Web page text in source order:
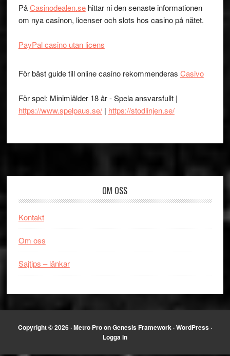
PåCasinodealen.sehittar ni den senaste informationen
om nya casinon, licenser och slots hos casino på nätet.
PayPal casino utan licens
För bäst guide till online casino rekommenderas Casivo
För spel: Minimiålder 18 år - Spela ansvarsfullt |
https://www.spelpaus.se/| https://stodlinjen.se/
OM OSS
Kontakt
Om oss
Sajtips – länkar
Copyright © 2026 ·Metro ProonGenesis Framework ·WordPress ·
Logga in